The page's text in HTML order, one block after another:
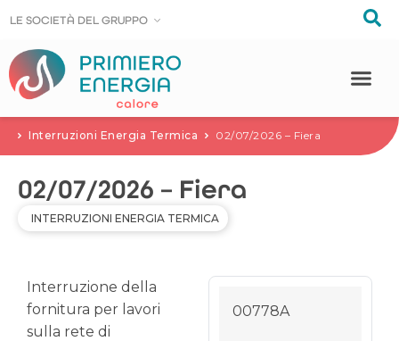
LE SOCIETÀ DEL GRUPPO
LE SOCIETÀ DEL GRUPPO
Interruzioni Energia Termica 02/07/2026 – Fiera
02/07/2026 – Fiera
INTERRUZIONI ENERGIA TERMICA
Interruzione della
fornitura per lavori
sulla rete di
00778A